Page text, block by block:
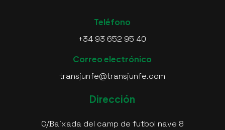
Teléfono
+34 93 652 95 40
Correo electrónico
transjunfe@transjunfe.com
Dirección
C/Baixada del camp de futbol nave 8